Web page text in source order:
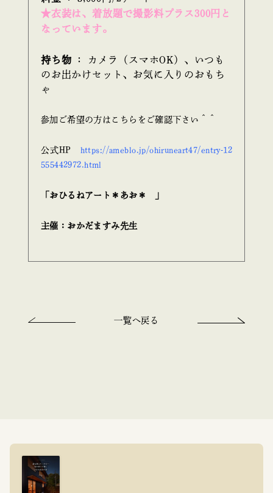
★衣装は、着放題で撮影料プラス300円と
なっています。
持ち物 ： カメラ（スマホOK）、いつも
のお出かけセット、お気に入りのおもち
ゃ
参加ご希望の方はこちらをご確認下さい＾＾
公式HP https://ameblo.jp/ohiruneart47/entry-12
555442972.html
「おひるねアート＊あお＊ 」
主催：おかだますみ先生
一覧へ戻る